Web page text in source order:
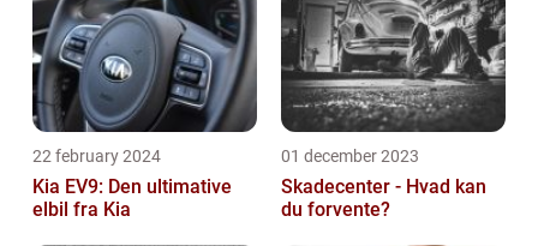
22 february 2024
Kia EV9: Den ultimative
elbil fra Kia
01 december 2023
Skadecenter - Hvad kan
du forvente?